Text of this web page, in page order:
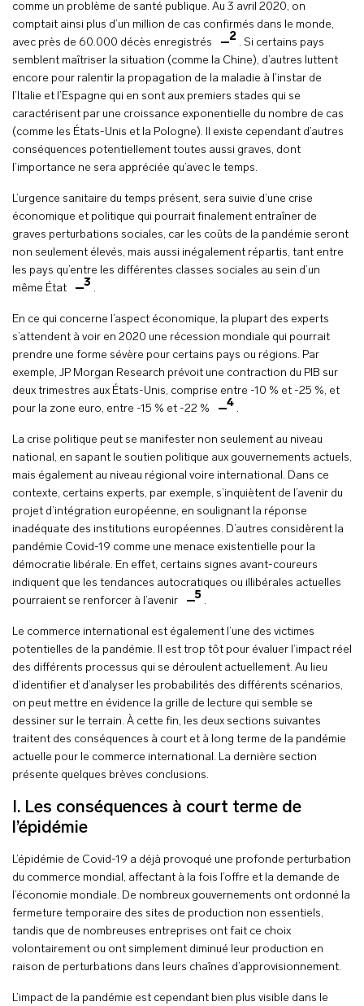
comme un problème de santé publique. Au 3 avril 2020, on
comptait ainsi plus d’un million de cas confirmés dans le monde,
avec près de 60.000 décès enregistrés
2 . Si certains pays
semblent maîtriser la situation (comme la Chine), d’autres luttent
encore pour ralentir la propagation de la maladie à l’instar de
l’Italie et l’Espagne qui en sont aux premiers stades qui se
caractérisent par une croissance exponentielle du nombre de cas
(comme les États-Unis et la Pologne). Il existe cependant d’autres
conséquences potentiellement toutes aussi graves, dont
l’importance ne sera appréciée qu’avec le temps.
L’urgence sanitaire du temps présent, sera suivie d’une crise
économique et politique qui pourrait finalement entraîner de
graves perturbations sociales, car les coûts de la pandémie seront
non seulement élevés, mais aussi inégalement répartis, tant entre
les pays qu’entre les différentes classes sociales au sein d’un
même État
3 .
En ce qui concerne l’aspect économique, la plupart des experts
s’attendent à voir en 2020 une récession mondiale qui pourrait
prendre une forme sévère pour certains pays ou régions. Par
exemple, JP Morgan Research prévoit une contraction du PIB sur
deux trimestres aux États-Unis, comprise entre -10 % et -25 %, et
pour la zone euro, entre -15 % et -22 %
4 .
La crise politique peut se manifester non seulement au niveau
national, en sapant le soutien politique aux gouvernements actuels,
mais également au niveau régional voire international. Dans ce
contexte, certains experts, par exemple, s’inquiètent de l’avenir du
projet d’intégration européenne, en soulignant la réponse
inadéquate des institutions européennes. D’autres considèrent la
pandémie Covid-19 comme une menace existentielle pour la
démocratie libérale. En effet, certains signes avant-coureurs
indiquent que les tendances autocratiques ou illibérales actuelles
pourraient se renforcer à l’avenir
5 .
Le commerce international est également l’une des victimes
potentielles de la pandémie. Il est trop tôt pour évaluer l’impact réel
des différents processus qui se déroulent actuellement. Au lieu
d’identifier et d’analyser les probabilités des différents scénarios,
on peut mettre en évidence la grille de lecture qui semble se
dessiner sur le terrain. À cette fin, les deux sections suivantes
traitent des conséquences à court et à long terme de la pandémie
actuelle pour le commerce international. La dernière section
présente quelques brèves conclusions.
I. Les conséquences à court terme de
l’épidémie
L’épidémie de Covid-19 a déjà provoqué une profonde perturbation
du commerce mondial, affectant à la fois l’offre et la demande de
l’économie mondiale. De nombreux gouvernements ont ordonné la
fermeture temporaire des sites de production non essentiels,
tandis que de nombreuses entreprises ont fait ce choix
volontairement ou ont simplement diminué leur production en
raison de perturbations dans leurs chaînes d’approvisionnement.
L’impact de la pandémie est cependant bien plus visible dans le